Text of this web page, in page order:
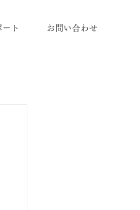
ト お問い合わせ